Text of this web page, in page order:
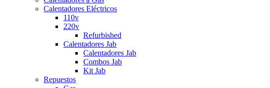
Calentadores Eléctricos
110v
220v
Refurbished
Calentadores Jab
Calentadores Jab
Combos Jab
Kit Jab
Repuestos